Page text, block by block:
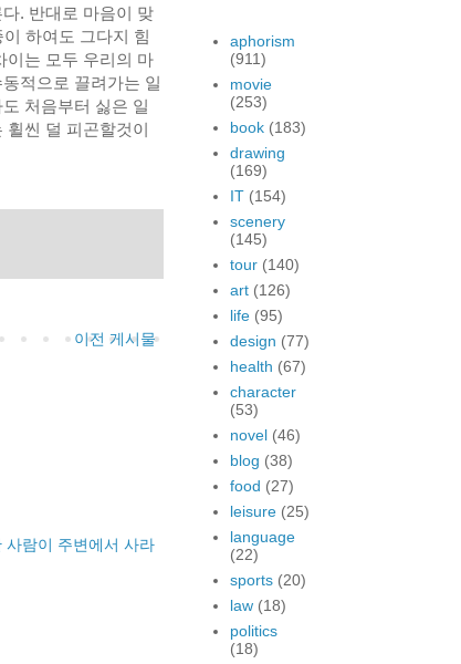
. 반대로 마음이 맞
하여도 그다지 힘
이는 모두 우리의 마
적으로 끌려가는 일
처음부터 싫은 일
휠씬 덜 피곤할것이
이전 게시물
사람이 주변에서 사라
aphorism
(911)
movie
(253)
book (183)
drawing
(169)
IT (154)
scenery
(145)
tour (140)
art (126)
life (95)
design (77)
health (67)
character
(53)
novel (46)
blog (38)
food (27)
leisure (25)
language
(22)
sports (20)
law (18)
politics
(18)